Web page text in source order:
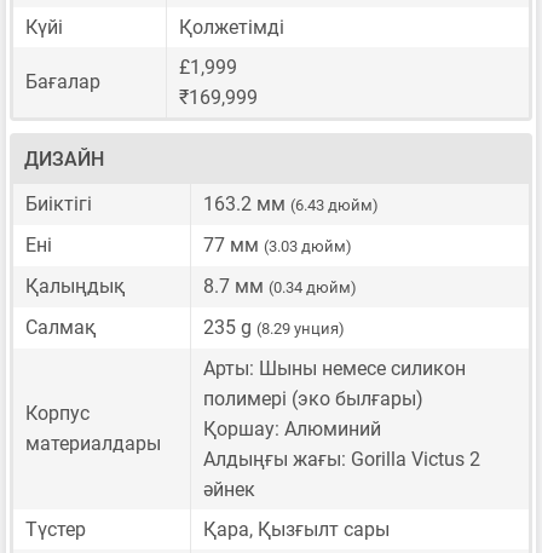
Күйі Қолжетімді
Бағалар
£1,999
₹169,999
ДИЗАЙН
Биіктігі
163.2 мм (6.43 дюйм)
Ені 77 мм (3.03 дюйм)
Қалыңдық 8.7 мм (0.34 дюйм)
Салмақ 235 g (8.29 унция)
Корпус
материалдары
Арты: Шыны немесе силикон
полимері (эко былғары)
Қоршау: Алюминий
Алдыңғы жағы: Gorilla Victus 2
әйнек
Түстер
Қара, Қызғылт сары